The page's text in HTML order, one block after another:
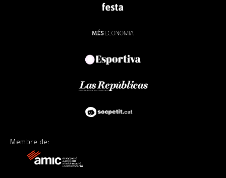
Membre de: